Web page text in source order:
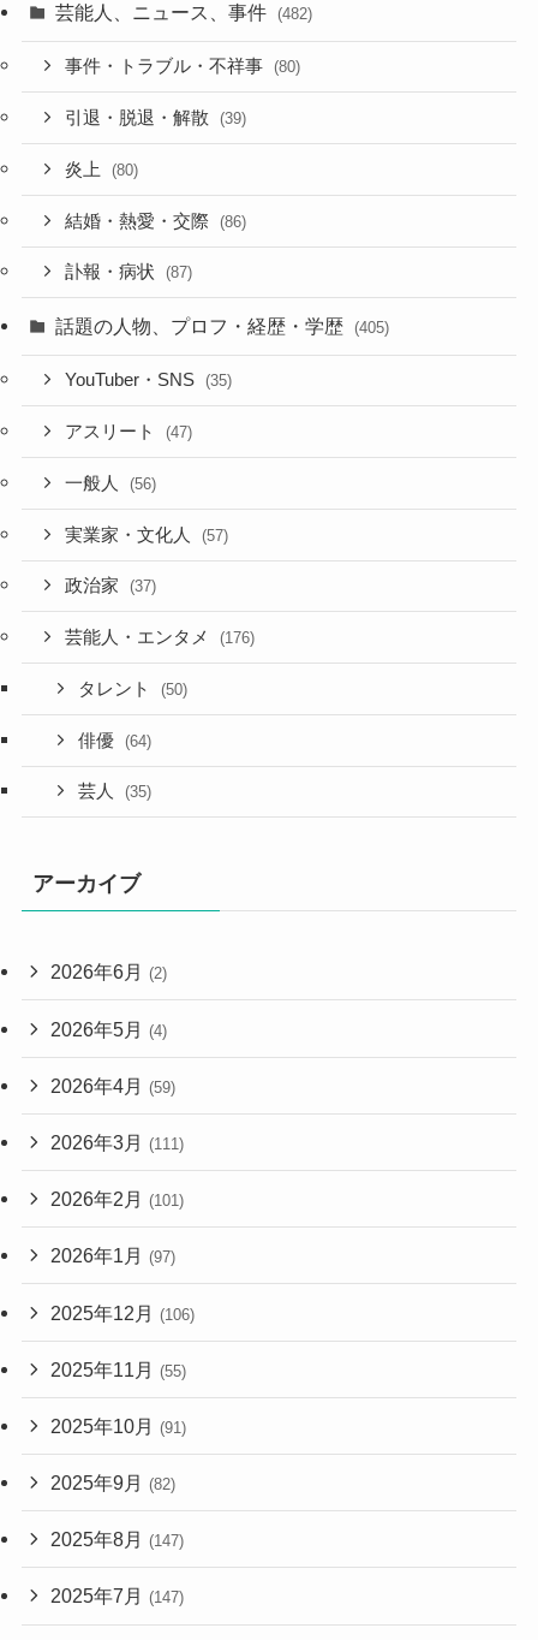
芸能人、ニュース、事件 (482)
事件・トラブル・不祥事 (80)
引退・脱退・解散 (39)
炎上 (80)
結婚・熱愛・交際 (86)
訃報・病状 (87)
話題の人物、プロフ・経歴・学歴 (405)
YouTuber・SNS (35)
アスリート (47)
一般人 (56)
実業家・文化人 (57)
政治家 (37)
芸能人・エンタメ (176)
タレント (50)
俳優 (64)
芸人 (35)
アーカイブ
2026年6月 (2)
2026年5月 (4)
2026年4月 (59)
2026年3月 (111)
2026年2月 (101)
2026年1月 (97)
2025年12月 (106)
2025年11月 (55)
2025年10月 (91)
2025年9月 (82)
2025年8月 (147)
2025年7月 (147)